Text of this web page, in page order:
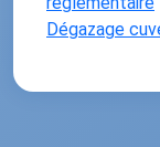
Dégazage